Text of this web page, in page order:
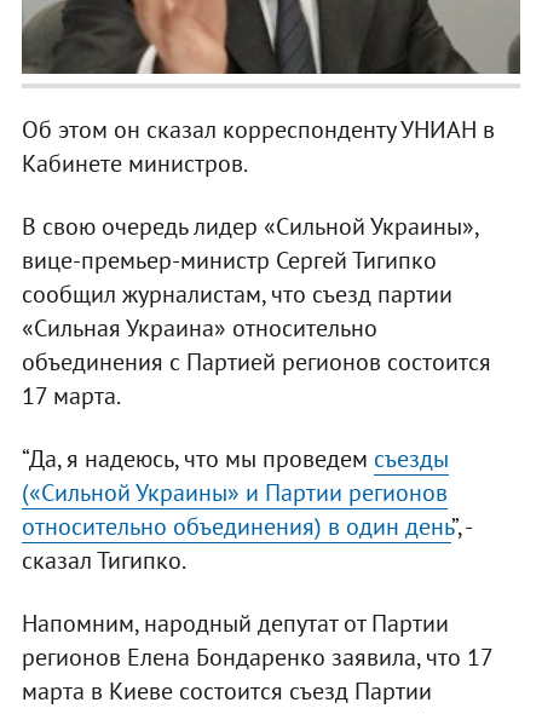
Об этом он сказал корреспонденту УНИАН в
Кабинете министров.
В свою очередь лидер «Сильной Украины»,
вице-премьер-министр Сергей Тигипко
сообщил журналистам, что съезд партии
«Сильная Украина» относительно
объединения с Партией регионов состоится
17 марта.
“Да, я надеюсь, что мы проведем съезды
(«Сильной Украины» и Партии регионов
относительно объединения) в один день”, -
сказал Тигипко.
Напомним, народный депутат от Партии
регионов Елена Бондаренко заявила, что 17
марта в Киеве состоится съезд Партии